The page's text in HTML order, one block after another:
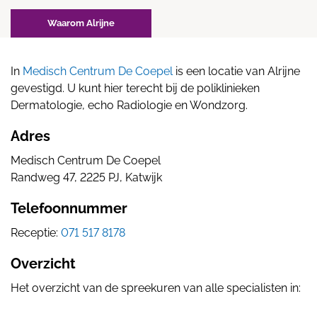
Waarom Alrijne
In Medisch Centrum De Coepelis een locatie van Alrijne
gevestigd. U kunt hier terecht bij de poliklinieken
Dermatologie, echo Radiologie en Wondzorg.
Adres
Medisch Centrum De Coepel
Randweg 47, 2225 PJ, Katwijk
Telefoonnummer
Receptie: 071 517 8178
Overzicht
Het overzicht van de spreekuren van alle specialisten in: